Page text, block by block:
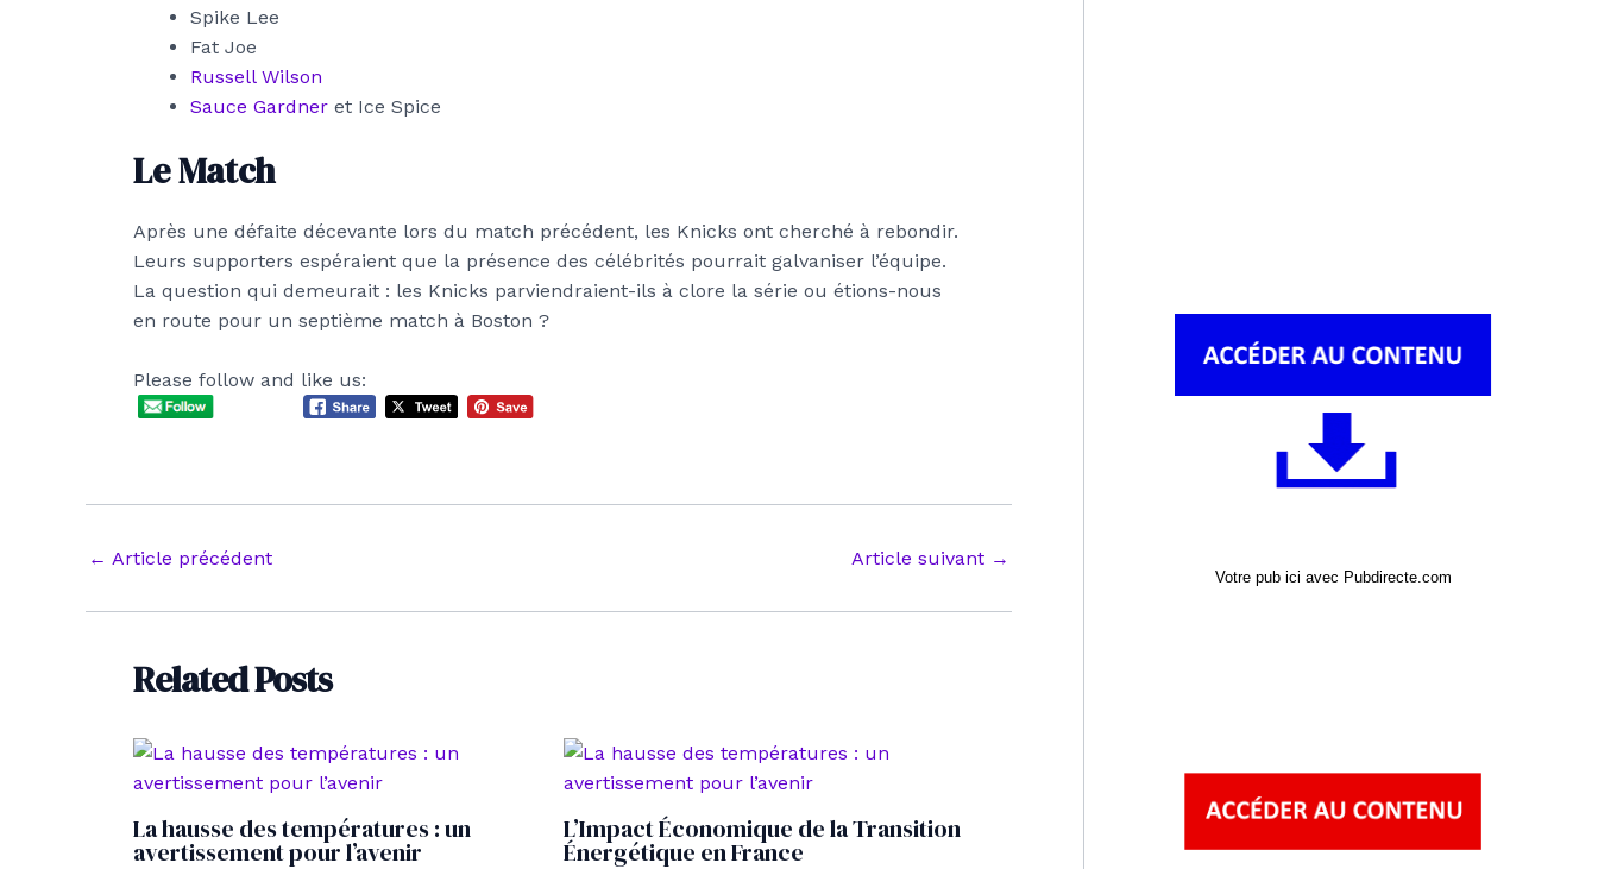
Spike Lee
Fat Joe
Russell Wilson
Sauce Gardner et Ice Spice
Le Match
Après une défaite décevante lors du match précédent, les Knicks ont cherché à rebondir.
Leurs supporters espéraient que la présence des célébrités pourrait galvaniser l’équipe.
La question qui demeurait : les Knicks parviendraient-ils à clore la série ou étions-nous
en route pour un septième match à Boston ?
Please follow and like us:
Navigation
articles
← Article précédent Article suivant →
Related Posts
La hausse des températures : un
avertissement pour l’avenir
L’Impact Économique de la Transition
Énergétique en France
Votre pub ici avec Pubdirecte.com